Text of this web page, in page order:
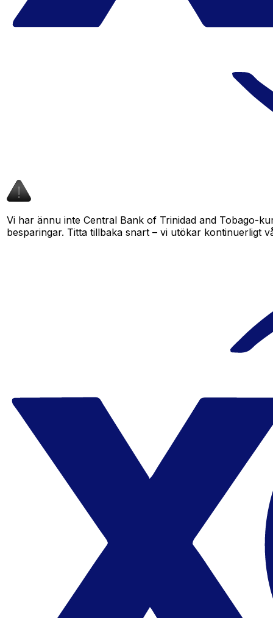
Vi har ännu inte Central Bank of Trinidad and Tobago-
besparingar. Titta tillbaka snart – vi utökar kontinuerligt